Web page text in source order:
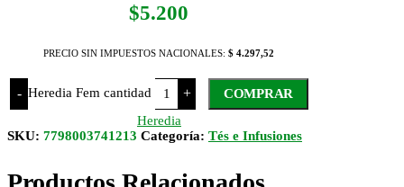
$5.200
PRECIO SIN IMPUESTOS NACIONALES:$ 4.297,52
- Heredia Fem cantidad +
COMPRAR
Heredia
SKU: 7798003741213 Categoría: Tés e Infusiones